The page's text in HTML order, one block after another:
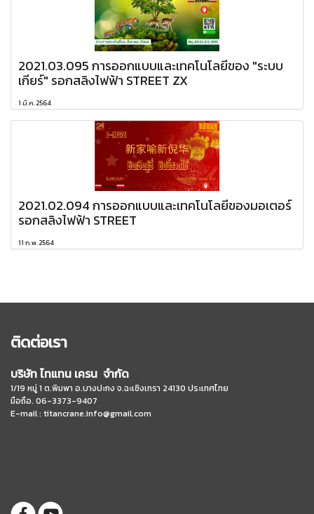
2021.03.095 การออกแบบและเทคโนโลยีของ "ระบบ
เกียร์" รอกสลิงไฟฟ้า STREET ZX
1 มี.ค. 2564
2021.02.094 การออกแบบและเทคโนโลยีของมอเตอร์
รอกสลิงไฟฟ้า STREET
11 ก.พ. 2564
ติดต่อเรา
บริษัท ไทแทน เครน จำกัด
1/19 หมู่ 1 ต.พิมพา อ.บางปะกง จ.ฉะเชิงเทรา 24130 ประเทศไทย
มือถือ. 06-3373-9407
E-mail : titancrane.info@gmail.com